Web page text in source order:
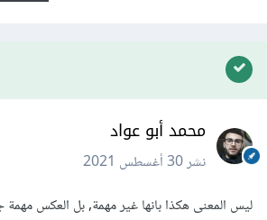
محمد أبو عواد
نشر30 أغسطس 2021
ليس المعنى هكذا بانها غير مهمة, بل العكس مهمة